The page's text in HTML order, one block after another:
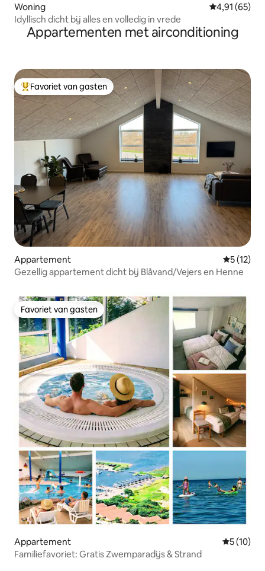
Woning Gemiddelde
4,91 (65)
Idyllisch dicht bij alles en volledig in vrede
Appartementen met airconditioning
Topfavoriet van gasten
Favoriet van gasten
Appartement
5 (12)
Gezellig appartement dicht bij Blåvand/Vejers en Henne
Favoriet van gasten
Favoriet van gasten
Appartement
5 (10)
Familiefavoriet: Gratis Zwemparadijs & Strand